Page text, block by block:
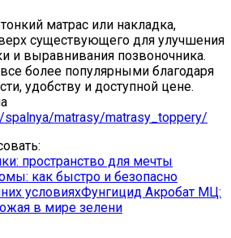
матрас или накладка,
существующего для улучшения
и выравнивания позвоночника.
более популярными благодаря
удобству и доступной цене.
matrasy/matrasy_toppery/
пространство для мечты
как быстро и безопасно
условияхФунгицид Акробат МЦ:
в мире зелени